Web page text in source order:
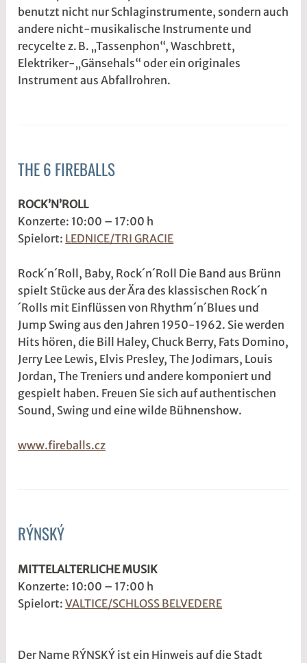
benutzt nicht nur Schlaginstrumente, sondern auch
andere nicht-musikalische Instrumente und
recycelte z. B. „Tassenphon“, Waschbrett,
Elektriker-„Gänsehals“ oder ein originales
Instrument aus Abfallrohren.
ALLGEMEIN
THE 6 FIREBALLS
.
M
ä
z
2
0
2
6
1
d
w
w
e
5
r
2
t
@
ROCK’N’ROLL
Konzerte: 10:00 – 17:00 h
Spielort: LEDNICE/TRI GRACIE
Rock´n´Roll, Baby, Rock´n´Roll Die Band aus Brünn
spielt Stücke aus der Ära des klassischen Rock´n
´Rolls mit Einflüssen von Rhythm´n´Blues und
Jump Swing aus den Jahren 1950-1962. Sie werden
Hits hören, die Bill Haley, Chuck Berry, Fats Domino,
Jerry Lee Lewis, Elvis Presley, The Jodimars, Louis
Jordan, The Treniers und andere komponiert und
gespielt haben. Freuen Sie sich auf authentischen
Sound, Swing und eine wilde Bühnenshow.
www.fireballs.cz
ALLGEMEIN
RÝNSKÝ
.
M
ä
2
1
d
w
e
MITTELALTERLICHE MUSIK
Konzerte: 10:00 – 17:00 h
Spielort:VALTICE/SCHLOSS BELVEDERE
Der Name RÝNSKÝ ist ein Hinweis auf die Stadt